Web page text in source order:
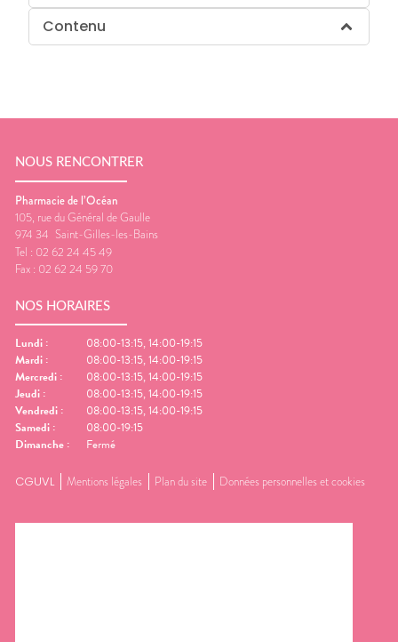
Contenu
NOUS RENCONTRER
Pharmacie de l’Océan
105, rue du Général de Gaulle
974 34 Saint-Gilles-les-Bains
Tel : 02 62 24 45 49
Fax : 02 62 24 59 70
NOS HORAIRES
Lundi :
08:00-13:15, 14:00-19:15
Mardi :
08:00-13:15, 14:00-19:15
Mercredi :
08:00-13:15, 14:00-19:15
Jeudi :
08:00-13:15, 14:00-19:15
Vendredi :
08:00-13:15, 14:00-19:15
Samedi :
08:00-19:15
Dimanche : Fermé
CGUVL Mentions légales Plan du site Données personnelles et cookies